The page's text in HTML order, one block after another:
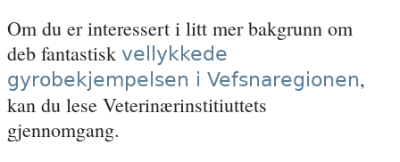
Om du er interessert i litt mer bakgrunn om
deb fantastisk vellykkede
gyrobekjempelsen i Vefsnaregionen,
kan du lese Veterinærinstitiuttets
gjennomgang.